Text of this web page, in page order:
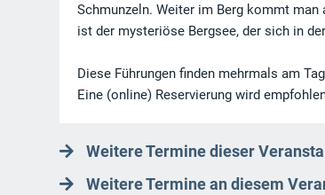
Schmunzeln. Weiter im Berg kommt man
ist der mysteriöse Bergsee, der sich in
Diese Führungen finden mehrmals am
Eine (online) Reservierung wird
Weitere Termine dieser
Weitere Termine an diesem